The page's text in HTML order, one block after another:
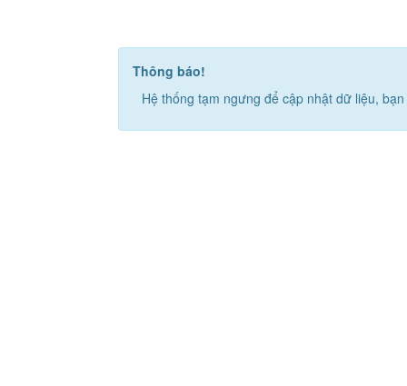
Thông báo!
Hệ thống tạm ngưng để cập nhật dữ liệu,